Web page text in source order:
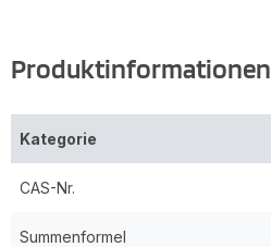
Produktinformationen
Kategorie
CAS-Nr.
Summenformel